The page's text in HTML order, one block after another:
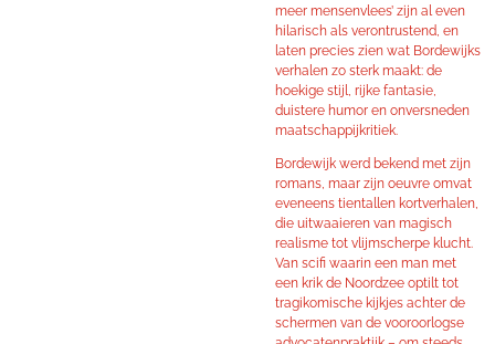
meer mensenvlees’ zijn al even
hilarisch als verontrustend, en
laten precies zien wat Bordewijks
verhalen zo sterk maakt: de
hoekige stijl, rijke fantasie,
duistere humor en onversneden
maatschappijkritiek.
Bordewijk werd bekend met zijn
romans, maar zijn oeuvre omvat
eveneens tientallen kortverhalen,
die uitwaaieren van magisch
realisme tot vlijmscherpe klucht.
Van scifi waarin een man met
een krik de Noordzee optilt tot
tragikomische kijkjes achter de
schermen van de vooroorlogse